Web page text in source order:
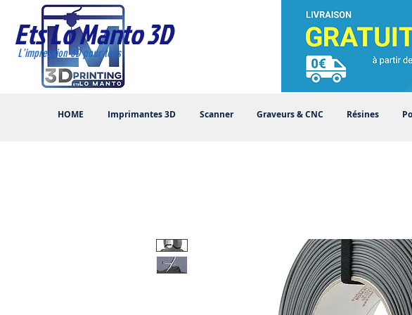
Ets Lo Manto 3D
HOME Imprimantes 3D Scanner Graveurs & CNC Résines
L'impression 3D pour tous